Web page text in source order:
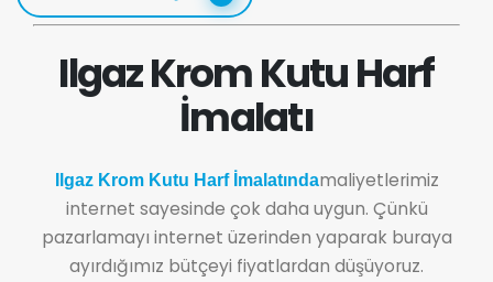
Ilgaz Krom Kutu Harf
İmalatı
Ilgaz Krom Kutu Harf İmalatındamaliyetlerimiz
internet sayesinde çok daha uygun. Çünkü
pazarlamayı internet üzerinden yaparak buraya
ayırdığımız bütçeyi fiyatlardan düşüyoruz.